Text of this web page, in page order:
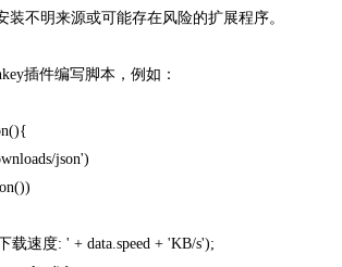
装不明来源或可能存在风险的扩展程序。
插件编写脚本，例如：
json')
载速度: ' + data.speed + 'KB/s');